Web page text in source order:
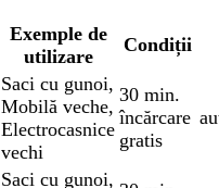
Exemple de
utilizare
Condiții
Saci cu gunoi,
Mobilă veche,
Electrocasnice
vechi
30 min.
încărcare
gratis
Saci cu gunoi,